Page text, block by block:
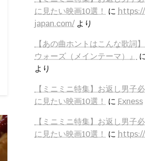
に見たい映画10選！ に
japan.com/より
【あの曲ホントはこんな歌
ウォーズ（メインテーマ）』
より
【ミニミニ特集】お返し男子
に見たい映画10選！ に Exness
【ミニミニ特集】お返し男子
に見たい映画10選！ に